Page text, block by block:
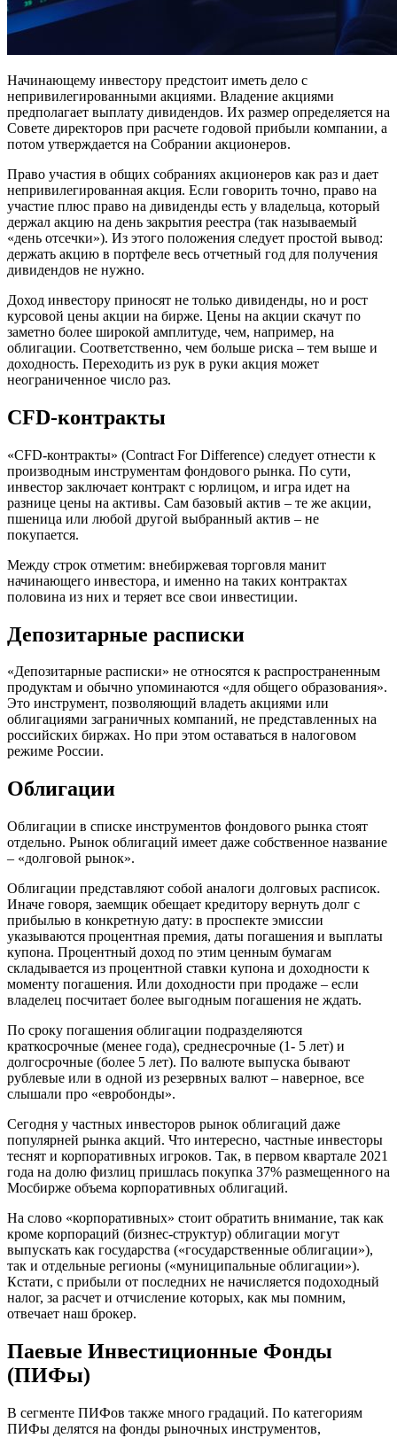
Начинающему инвестору предстоит иметь дело с
непривилегированными акциями. Владение акциями
предполагает выплату дивидендов. Их размер определяется на
Совете директоров при расчете годовой прибыли компании, а
потом утверждается на Собрании акционеров.
Право участия в общих собраниях акционеров как раз и дает
непривилегированная акция. Если говорить точно, право на
участие плюс право на дивиденды есть у владельца, который
держал акцию на день закрытия реестра (так называемый
«день отсечки»). Из этого положения следует простой вывод:
держать акцию в портфеле весь отчетный год для получения
дивидендов не нужно.
Доход инвестору приносят не только дивиденды, но и рост
курсовой цены акции на бирже. Цены на акции скачут по
заметно более широкой амплитуде, чем, например, на
облигации. Соответственно, чем больше риска – тем выше и
доходность. Переходить из рук в руки акция может
неограниченное число раз.
CFD-контракты
«CFD-контракты» (Contract For Difference) следует отнести к
производным инструментам фондового рынка. По сути,
инвестор заключает контракт с юрлицом, и игра идет на
разнице цены на активы. Сам базовый актив – те же акции,
пшеница или любой другой выбранный актив – не
покупается.
Между строк отметим: внебиржевая торговля манит
начинающего инвестора, и именно на таких контрактах
половина из них и теряет все свои инвестиции.
Депозитарные расписки
«Депозитарные расписки» не относятся к распространенным
продуктам и обычно упоминаются «для общего образования».
Это инструмент, позволяющий владеть акциями или
облигациями заграничных компаний, не представленных на
российских биржах. Но при этом оставаться в налоговом
режиме России.
Облигации
Облигации в списке инструментов фондового рынка стоят
отдельно. Рынок облигаций имеет даже собственное название
– «долговой рынок».
Облигации представляют собой аналоги долговых расписок.
Иначе говоря, заемщик обещает кредитору вернуть долг с
прибылью в конкретную дату: в проспекте эмиссии
указываются процентная премия, даты погашения и выплаты
купона. Процентный доход по этим ценным бумагам
складывается из процентной ставки купона и доходности к
моменту погашения. Или доходности при продаже – если
владелец посчитает более выгодным погашения не ждать.
По сроку погашения облигации подразделяются
краткосрочные (менее года), среднесрочные (1- 5 лет) и
долгосрочные (более 5 лет). По валюте выпуска бывают
рублевые или в одной из резервных валют – наверное, все
слышали про «евробонды».
Сегодня у частных инвесторов рынок облигаций даже
популярней рынка акций. Что интересно, частные инвесторы
теснят и корпоративных игроков. Так, в первом квартале 2021
года на долю физлиц пришлась покупка 37% размещенного на
Мосбирже объема корпоративных облигаций.
На слово «корпоративных» стоит обратить внимание, так как
кроме корпораций (бизнес-структур) облигации могут
выпускать как государства («государственные облигации»),
так и отдельные регионы («муниципальные облигации»).
Кстати, с прибыли от последних не начисляется подоходный
налог, за расчет и отчисление которых, как мы помним,
отвечает наш брокер.
Паевые Инвестиционные Фонды
(ПИФы)
В сегменте ПИФов также много градаций. По категориям
ПИФы делятся на фонды рыночных инструментов,